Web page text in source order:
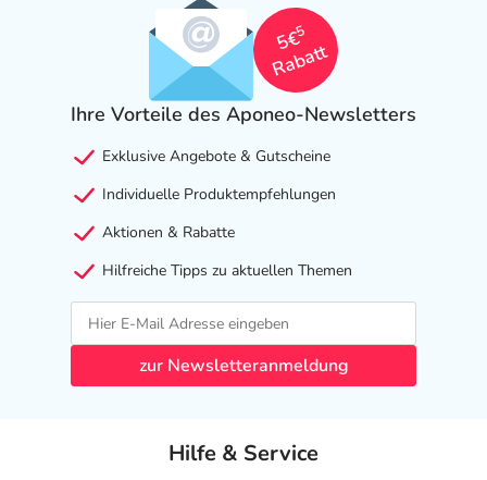
5€
5
Rabatt
Ihre Vorteile des Aponeo-Newsletters
Exklusive Angebote & Gutscheine
Individuelle Produktempfehlungen
Aktionen & Rabatte
Hilfreiche Tipps zu aktuellen Themen
zur Newsletteranmeldung
Hilfe & Service